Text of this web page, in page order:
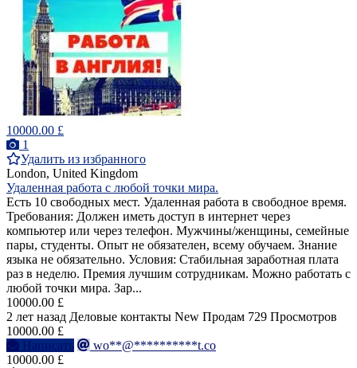
10000.00 £
1
Удалить из избранного
London, United Kingdom
Удаленная работа с любой точки мира.
Есть 10 свободных мест. Удаленная работа в свободное время.
Требования: Должен иметь доступ в интернет через
компьютер или через телефон. Мужчины/женщины, семейные
пары, студенты. Опыт не обязателен, всему обучаем. Знание
языка не обязательно. Условия: Стабильная заработная плата
раз в неделю. Премия лучшим сотрудникам. Можно работать с
любой точки мира. Зар...
10000.00 £
2 лет назад Деловые контакты New Продам 729 Просмотров
10000.00 £
Написать
wo**@**********t.co
10000.00 £